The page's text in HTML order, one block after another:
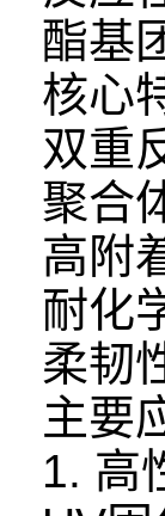
酯基
核心
双重
聚合
高附
耐化
柔韧
主要
1. 高